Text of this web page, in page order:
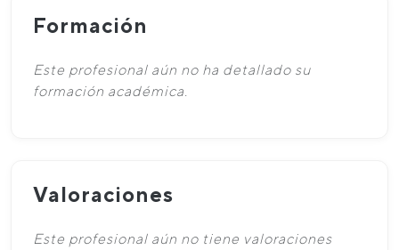
Formación
Este profesional aún no ha detallado su
formación académica.
Valoraciones
Este profesional aún no tiene valoraciones